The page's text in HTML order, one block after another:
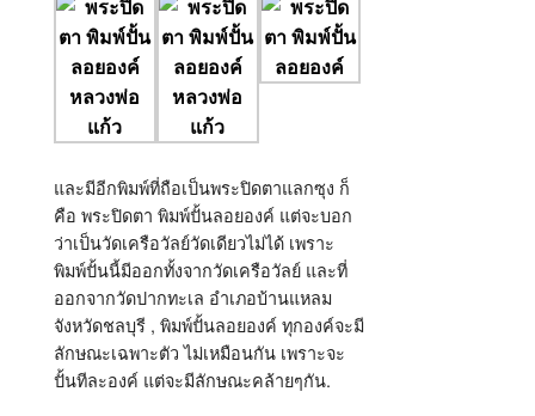
และมีอีกพิมพ์ที่ถือเป็นพระปิดตาแลกซุง ก็
คือ พระปิดตา พิมพ์ปั้นลอยองค์ แต่จะบอก
ว่าเป็นวัดเครือวัลย์วัดเดียวไม่ได้ เพราะ
พิมพ์ปั้นนี้มีออกทั้งจากวัดเครือวัลย์ และที่
ออกจากวัดปากทะเล อำเภอบ้านแหลม
จังหวัดชลบุรี , พิมพ์ปั้นลอยองค์ ทุกองค์จะมี
ลักษณะเฉพาะตัว ไม่เหมือนกัน เพราะจะ
ปั้นทีละองค์ แต่จะมีลักษณะคล้ายๆกัน.